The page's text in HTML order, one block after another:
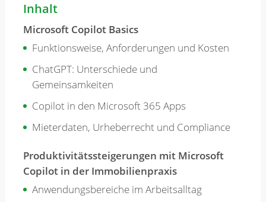
Inhalt
Microsoft Copilot Basics
Funktionsweise, Anforderungen und Kosten
ChatGPT: Unterschiede und
Gemeinsamkeiten
Copilot in den Microsoft 365 Apps
Mieterdaten, Urheberrecht und Compliance
Produktivitätssteigerungen mit Microsoft
Copilot in der Immobilienpraxis
Anwendungsbereiche im Arbeitsalltag